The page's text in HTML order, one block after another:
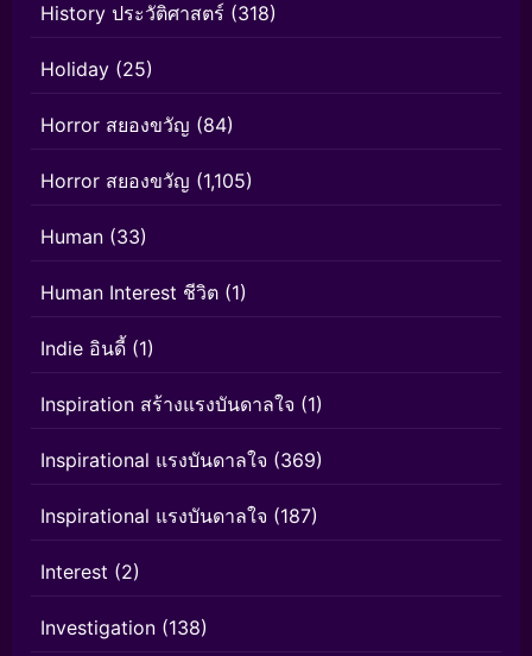
History ประวัติศาสตร์ (318)
Holiday (25)
Horror สยองขวัญ (84)
Horror สยองขวัญ (1,105)
Human (33)
Human Interest ชีวิต (1)
Indie อินดี้ (1)
Inspiration สร้างแรงบันดาลใจ (1)
Inspirational แรงบันดาลใจ (369)
Inspirational แรงบันดาลใจ (187)
Interest (2)
Investigation (138)